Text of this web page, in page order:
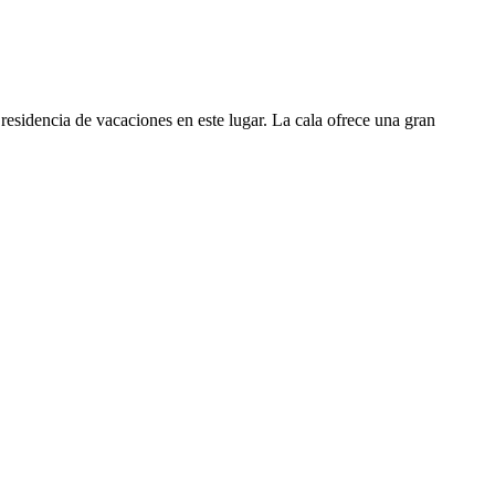
de vacaciones en este lugar. La cala ofrece una gran